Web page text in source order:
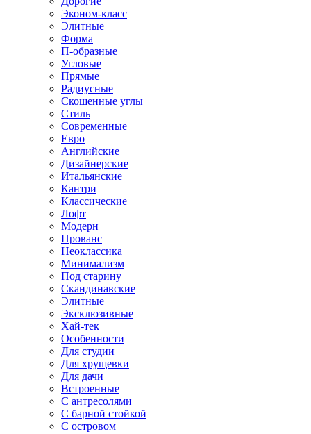
Эконом-класс
Элитные
Форма
П-образные
Угловые
Прямые
Радиусные
Скошенные углы
Стиль
Современные
Евро
Английские
Дизайнерские
Итальянские
Кантри
Классические
Лофт
Модерн
Прованс
Неоклассика
Минимализм
Под старину
Скандинавские
Элитные
Эксклюзивные
Хай-тек
Особенности
Для студии
Для хрущевки
Для дачи
Встроенные
С антресолями
С барной стойкой
С островом